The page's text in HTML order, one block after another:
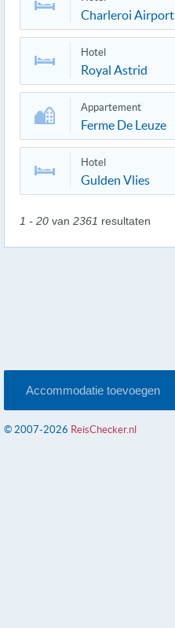
Charleroi Airport
Hotel
Royal Astrid
Appartement
Ferme De Leuze
Hotel
Gulden Vlies
1 - 20 van 2361 resultaten
Accommodatie toevoegen
© 2007-2026 ReisChecker.nl